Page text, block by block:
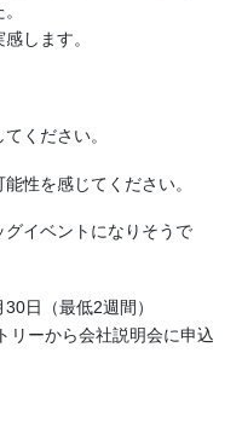
します。
ください。
性を感じてください。
イベントになりそうで
日（最低2週間）
ーから会社説明会に申込